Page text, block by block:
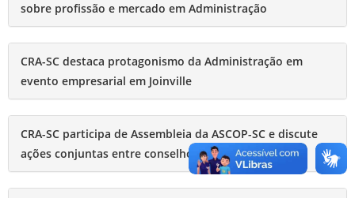
sobre profissão e mercado em Administração
CRA-SC destaca protagonismo da Administração em
evento empresarial em Joinville
CRA-SC participa de Assembleia da ASCOP-SC e discute
ações conjuntas entre conselhos profissionais